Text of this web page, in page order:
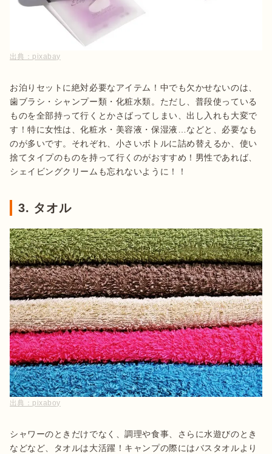
出典： pixabay
お泊りセットに絶対必要なアイテム！中でも欠かせないのは、
歯ブラシ・シャンプー類・化粧水類。ただし、普段使っている
ものを全部持って行くとかさばってしまい、出し入れも大変で
す！特に女性は、化粧水・美容液・保湿液…などと、必要なも
のが多いです。それぞれ、小さいボトルに詰め替えるか、使い
捨てタイプのものを持って行くのがおすすめ！男性であれば、
シェイビングクリームも忘れないように！！
3. タオル
出典： pixaboy
シャワーのときだけでなく、調理や食事、さらに水遊びのとき
などなど、タオルは大活躍！キャンプの際にはバスタオルより